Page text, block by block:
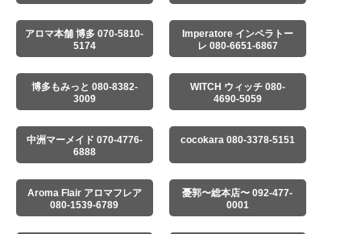
アロマ本舗 博多 070-5810-
5174
Imperatore インペラトー
レ 080-6651-6867
博多もみっと 080-8382-
3009
WITCH ウィッチ 080-
4690-5059
中洲マーメイド 070-4776-
6888
cocokara 080-3378-5151
Aroma Flair アロマフレア
080-1539-6789
憂郭〜総本店〜 092-477-
0001